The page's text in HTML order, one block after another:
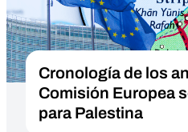
Cronología de los
Comisión Europea
para Palestina